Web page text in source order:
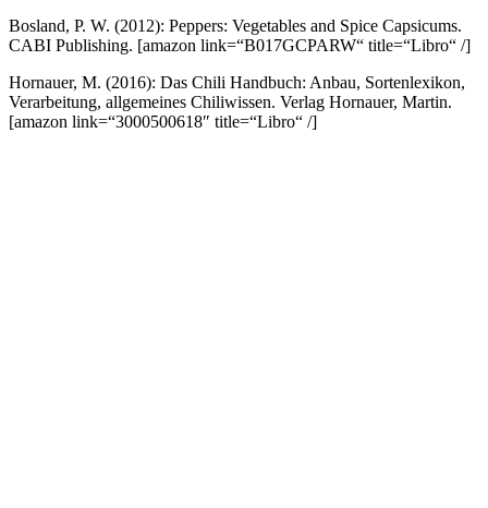
Bosland, P. W. (2012): Peppers: Vegetables and Spice Capsicums.
CABI Publishing. [amazon link=“B017GCPARW“ title=“Libro“ /]
Hornauer, M. (2016): Das Chili Handbuch: Anbau, Sortenlexikon,
Verarbeitung, allgemeines Chiliwissen. Verlag Hornauer, Martin.
[amazon link=“3000500618″ title=“Libro“ /]